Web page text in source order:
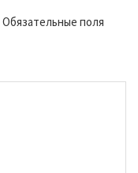
Обязательные поля